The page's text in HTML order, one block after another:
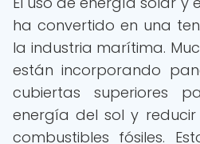
ha convertido en una
la industria marítima.
están incorporando
cubiertas superiores
energía del sol y
combustibles fósiles.